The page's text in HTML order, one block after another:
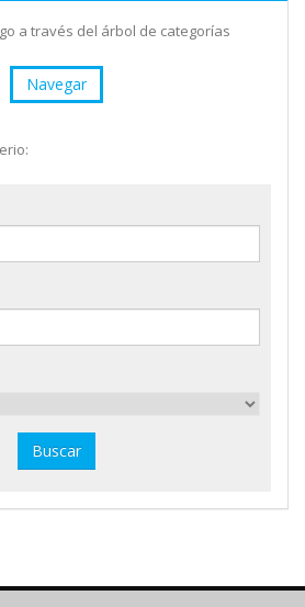
a través del árbol de categorías
Navegar